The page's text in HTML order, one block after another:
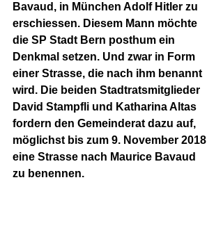
Bavaud, in München Adolf Hitler zu
erschiessen. Diesem Mann möchte
die SP Stadt Bern posthum ein
Denkmal setzen. Und zwar in Form
einer Strasse, die nach ihm benannt
wird. Die beiden Stadtratsmitglieder
David Stampfli und Katharina Altas
fordern den Gemeinderat dazu auf,
möglichst bis zum 9. November 2018
eine Strasse nach Maurice Bavaud
zu benennen.